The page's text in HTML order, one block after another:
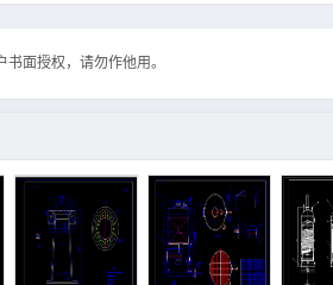
面授权，请勿作他用。